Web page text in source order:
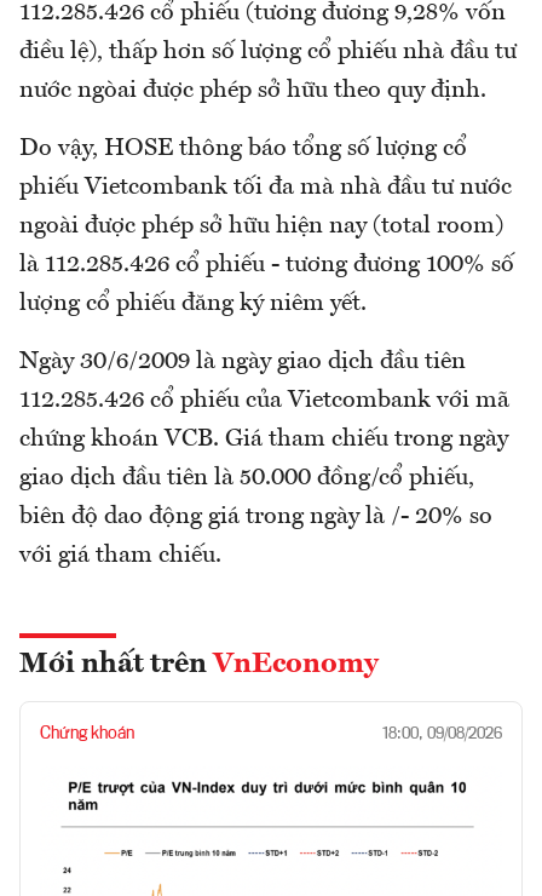
112.285.426 cổ phiếu (tương đương 9,28% vốn
điều lệ), thấp hơn số lượng cổ phiếu nhà đầu tư
nước ngòai được phép sở hữu theo quy định.
Do vậy, HOSE thông báo tổng số lượng cổ
phiếu Vietcombank tối đa mà nhà đầu tư nước
ngoài được phép sở hữu hiện nay (total room)
là 112.285.426 cổ phiếu - tương đương 100% số
lượng cổ phiếu đăng ký niêm yết.
Ngày 30/6/2009 là ngày giao dịch đầu tiên
112.285.426 cổ phiếu của Vietcombank với mã
chứng khoán VCB. Giá tham chiếu trong ngày
giao dịch đầu tiên là 50.000 đồng/cổ phiếu,
biên độ dao động giá trong ngày là /- 20% so
với giá tham chiếu.
Mới nhất trên VnEconomy
Chứng khoán 18:00, 09/08/2026